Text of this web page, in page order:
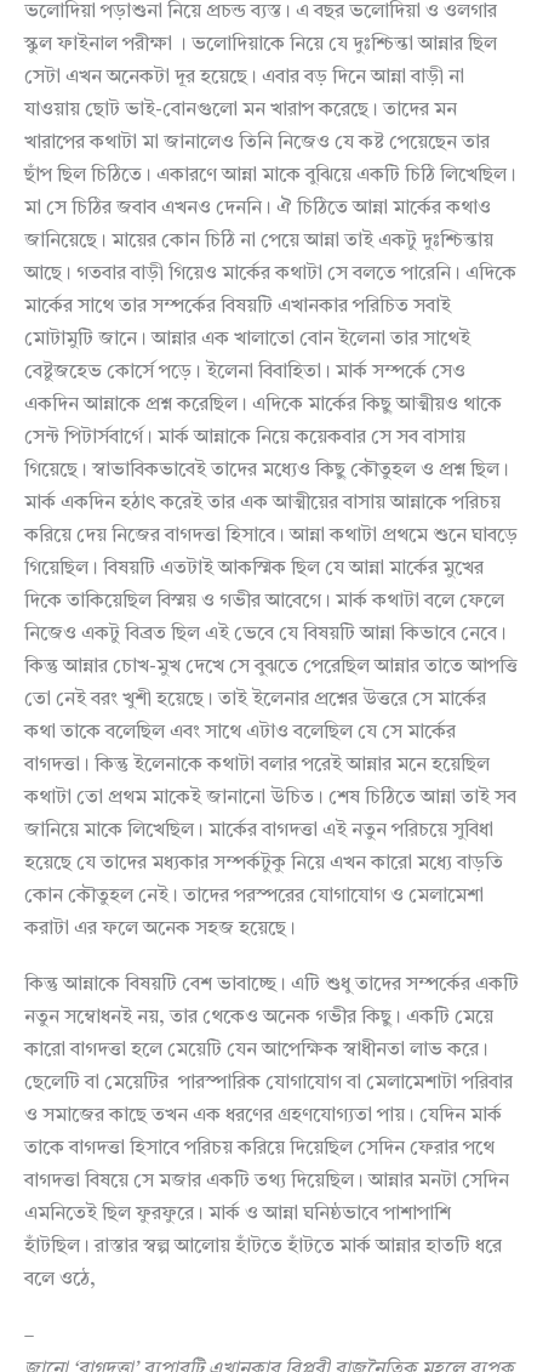
ভলোদিয়া পড়াশুনা নিয়ে প্রচন্ড ব্যস্ত। এ বছর ভলোদিয়া ও ওলগার
স্কুল ফাইনাল পরীক্ষা । ভলোদিয়াকে নিয়ে যে দুঃশ্চিন্তা আন্নার ছিল
সেটা এখন অনেকটা দূর হয়েছে। এবার বড় দিনে আন্না বাড়ী না
যাওয়ায় ছোট ভাই-বোনগুলো মন খারাপ করেছে। তাদের মন
খারাপের কথাটা মা জানালেও তিনি নিজেও যে কষ্ট পেয়েছেন তার
ছাঁপ ছিল চিঠিতে। একারণে আন্না মাকে বুঝিয়ে একটি চিঠি লিখেছিল।
মা সে চিঠির জবাব এখনও দেননি। ঐ চিঠিতে আন্না মার্কের কথাও
জানিয়েছে। মায়ের কোন চিঠি না পেয়ে আন্না তাই একটু দুঃশ্চিন্তায়
আছে। গতবার বাড়ী গিয়েও মার্কের কথাটা সে বলতে পারেনি। এদিকে
মার্কের সাথে তার সম্পর্কের বিষয়টি এখানকার পরিচিত সবাই
মোটামুটি জানে। আন্নার এক খালাতো বোন ইলেনা তার সাথেই
বেষ্টুজহেভ কোর্সে পড়ে। ইলেনা বিবাহিতা। মার্ক সম্পর্কে সেও
একদিন আন্নাকে প্রশ্ন করেছিল। এদিকে মার্কের কিছু আত্মীয়ও থাকে
সেন্ট পিটার্সবার্গে। মার্ক আন্নাকে নিয়ে কয়েকবার সে সব বাসায়
গিয়েছে। স্বাভাবিকভাবেই তাদের মধ্যেও কিছু কৌতুহল ও প্রশ্ন ছিল।
মার্ক একদিন হঠাৎ করেই তার এক আত্মীয়ের বাসায় আন্নাকে পরিচয়
করিয়ে দেয় নিজের বাগদত্তা হিসাবে। আন্না কথাটা প্রথমে শুনে ঘাবড়ে
গিয়েছিল। বিষয়টি এতটাই আকস্মিক ছিল যে আন্না মার্কের মুখের
দিকে তাকিয়েছিল বিস্ময় ও গভীর আবেগে। মার্ক কথাটা বলে ফেলে
নিজেও একটু বিব্রত ছিল এই ভেবে যে বিষয়টি আন্না কিভাবে নেবে।
কিন্তু আন্নার চোখ-মুখ দেখে সে বুঝতে পেরেছিল আন্নার তাতে আপত্তি
তো নেই বরং খুশী হয়েছে। তাই ইলেনার প্রশ্নের উত্তরে সে মার্কের
কথা তাকে বলেছিল এবং সাথে এটাও বলেছিল যে সে মার্কের
বাগদত্তা। কিন্তু ইলেনাকে কথাটা বলার পরেই আন্নার মনে হয়েছিল
কথাটা তো প্রথম মাকেই জানানো উচিত। শেষ চিঠিতে আন্না তাই সব
জানিয়ে মাকে লিখেছিল। মার্কের বাগদত্তা এই নতুন পরিচয়ে সুবিধা
হয়েছে যে তাদের মধ্যকার সম্পর্কটুকু নিয়ে এখন কারো মধ্যে বাড়তি
কোন কৌতুহল নেই। তাদের পরস্পরের যোগাযোগ ও মেলামেশা
করাটা এর ফলে অনেক সহজ হয়েছে।
কিন্তু আন্নাকে বিষয়টি বেশ ভাবাচ্ছে। এটি শুধু তাদের সম্পর্কের একটি
নতুন সম্বোধনই নয়, তার থেকেও অনেক গভীর কিছু। একটি মেয়ে
কারো বাগদত্তা হলে মেয়েটি যেন আপেক্ষিক স্বাধীনতা লাভ করে।
ছেলেটি বা মেয়েটির পারস্পারিক যোগাযোগ বা মেলামেশাটা পরিবার
ও সমাজের কাছে তখন এক ধরণের গ্রহণযোগ্যতা পায়। যেদিন মার্ক
তাকে বাগদত্তা হিসাবে পরিচয় করিয়ে দিয়েছিল সেদিন ফেরার পথে
বাগদত্তা বিষয়ে সে মজার একটি তথ্য দিয়েছিল। আন্নার মনটা সেদিন
এমনিতেই ছিল ফুরফুরে। মার্ক ও আন্না ঘনিষ্ঠভাবে পাশাপাশি
হাঁটছিল। রাস্তার স্বল্প আলোয় হাঁটতে হাঁটতে মার্ক আন্নার হাতটি ধরে
বলে ওঠে,
–